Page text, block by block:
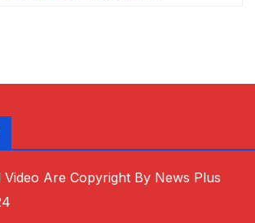
Are Copyright By News Plus